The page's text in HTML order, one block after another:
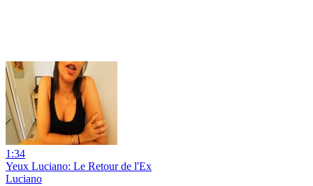
1:34
Yeux Luciano: Le Retour de l'Ex
Luciano